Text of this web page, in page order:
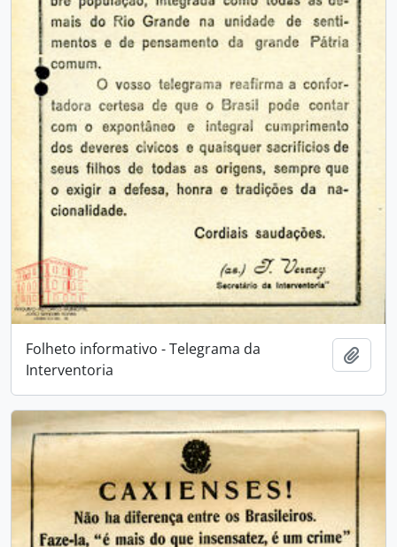
Folheto informativo - Telegrama da
Interventoria